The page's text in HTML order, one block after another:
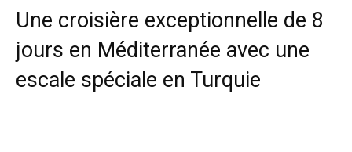
Une croisière exceptionnelle de 8
jours en Méditerranée avec une
escale spéciale en Turquie